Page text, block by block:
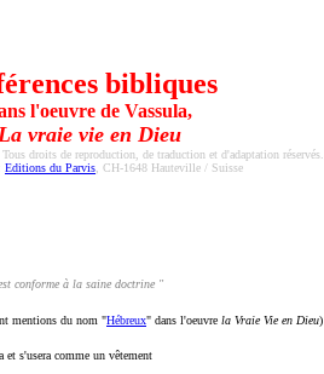
bibliques
l'oeuvre de Vassula,
vraie vie en Dieu
droits de reproduction, de traduction et d'adaptation réservés.
Editions du Parvis , CH-1648 Hauteville / Suisse
conforme à la saine doctrine "
du nom "Hébreux" dans l'oeuvre la Vraie Vie en Dieu)
et s'usera comme un vêtement